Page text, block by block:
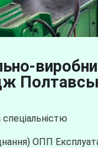
спеціальністю
ОПП